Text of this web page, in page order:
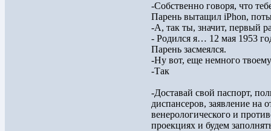
-Собственно говоря, что
Парень вытащил iPhon,
-А, так ты, значит, первый
- Родился я… 12 мая 1953
Парень засмеялся.
-Ну вот, еще немного
-Так
-Доставай свой паспорт,
диспансеров, заявление
венерологического и
проекциях и будем